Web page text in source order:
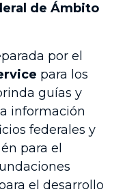
de Ámbito
por el
para los
guías y
información
federales y
para el
el desarrollo